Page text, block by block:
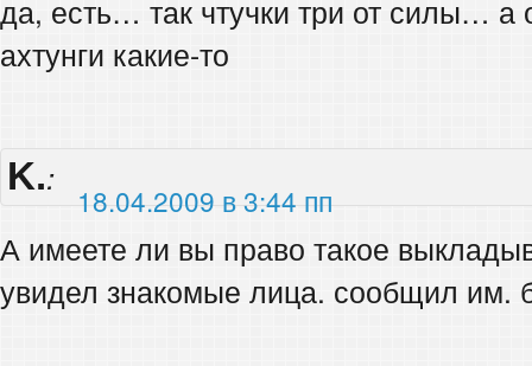
да, есть… так чтучки три от силы…
ахтунги какие-то
K.:
18.04.2009 в 3:44 пп
А имеете ли вы право такое
увидел знакомые лица. сообщил им.